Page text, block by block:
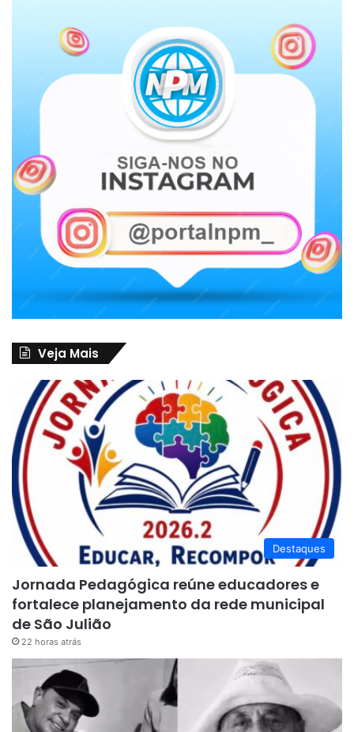
Veja Mais
Destaques
Jornada Pedagógica reúne educadores e
fortalece planejamento da rede municipal
de São Julião
22 horas atrás